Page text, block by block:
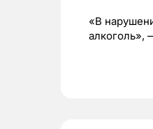
«В
алкоголь»,